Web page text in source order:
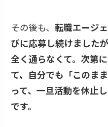
その後も、転職エージ
びに応募し続けました
全く通らなくて。次第
て、自分でも「このま
って、一旦活動を休止
です。